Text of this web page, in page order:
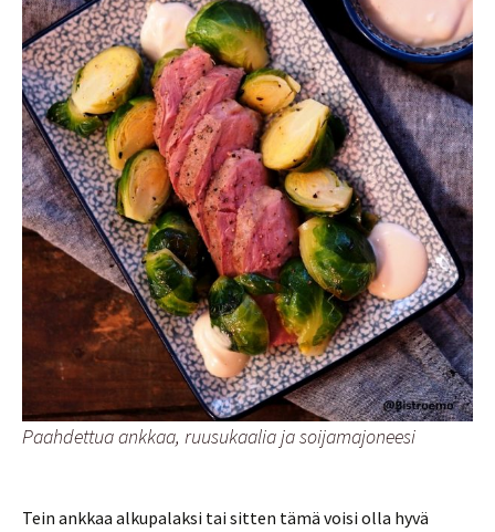
Paahdettua ankkaa, ruusukaalia ja soijamajoneesi
Tein ankkaa alkupalaksi tai sitten tämä voisi olla hyvä